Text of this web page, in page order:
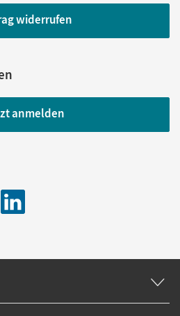
widerrufen
anmelden